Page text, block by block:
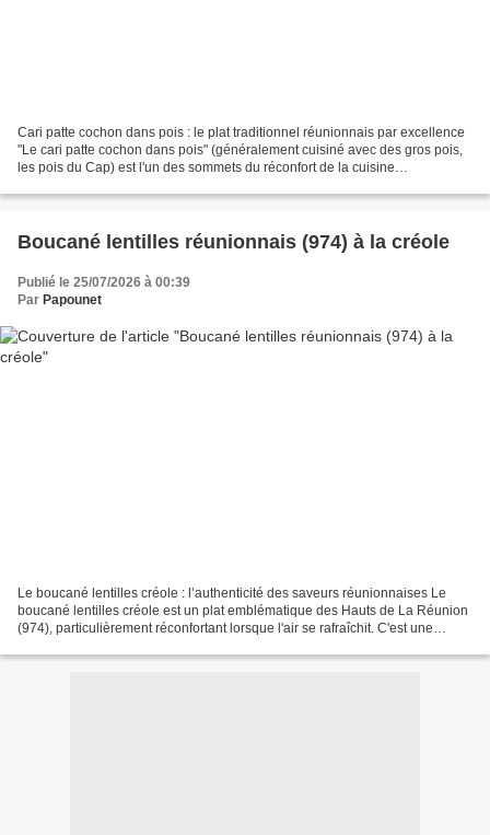
Cari patte cochon dans pois : le plat traditionnel réunionnais par excellence
"Le cari patte cochon dans pois" (généralement cuisiné avec des gros pois,
les pois du Cap) est l'un des sommets du réconfort de la cuisine
Boucané lentilles réunionnais (974) à la créole
Publié le 25/07/2026 à 00:39
Par Papounet
Le boucané lentilles créole : l’authenticité des saveurs réunionnaises Le
boucané lentilles créole est un plat emblématique des Hauts de La Réunion
(974), particulièrement réconfortant lorsque l'air se rafraîchit. C'est une